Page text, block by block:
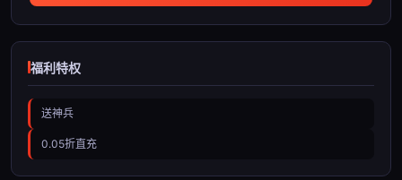
福利特权
送神兵
0.05折直充